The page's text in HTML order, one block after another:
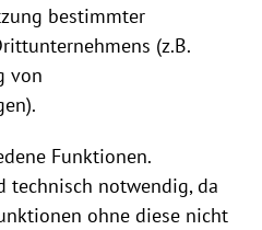
bestimmter
(z.B.
von
Funktionen.
technisch notwendig, da
ohne diese nicht